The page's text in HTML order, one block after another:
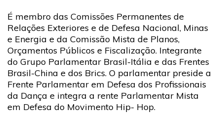
É membro das Comissões Permanentes de
Relações Exteriores e de Defesa Nacional, Minas
e Energia e da Comissão Mista de Planos,
Orçamentos Públicos e Fiscalização. Integrante
do Grupo Parlamentar Brasil-Itália e das Frentes
Brasil-China e dos Brics. O parlamentar preside a
Frente Parlamentar em Defesa dos Profissionais
da Dança e integra a rente Parlamentar Mista
em Defesa do Movimento Hip- Hop.